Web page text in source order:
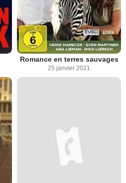
Romance en terres sauvages
25 janvier 2021